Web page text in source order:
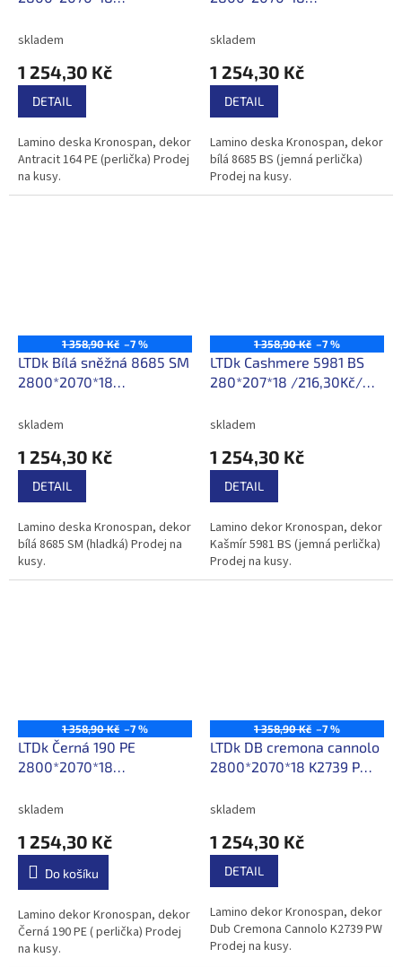
skladem
1 254,30 Kč
DETAIL
Lamino deska Kronospan, dekor
Antracit 164 PE (perlička) Prodej
na kusy.
skladem
1 254,30 Kč
DETAIL
Lamino deska Kronospan, dekor
bílá 8685 BS (jemná perlička)
Prodej na kusy.
1 358,90 Kč –7 %
LTDk Bílá sněžná 8685 SM
2800*2070*18
skladem
1 254,30 Kč
DETAIL
Lamino deska Kronospan, dekor
bílá 8685 SM (hladká) Prodej na
kusy.
1 358,90 Kč –7 %
LTDk Cashmere 5981 BS
280*207*18 /216,30Kč/m2
skladem
1 254,30 Kč
DETAIL
Lamino dekor Kronospan, dekor
Kašmír 5981 BS (jemná perlička)
Prodej na kusy.
1 358,90 Kč –7 %
LTDk Černá 190 PE
2800*2070*18
skladem
1 254,30 Kč
Do košíku
Lamino dekor Kronospan, dekor
Černá 190 PE ( perlička) Prodej
na kusy.
1 358,90 Kč –7 %
LTDk DB cremona cannolo
2800*2070*18 K2739 PW
skladem
1 254,30 Kč
DETAIL
Lamino dekor Kronospan, dekor
Dub Cremona Cannolo K2739 PW
Prodej na kusy.